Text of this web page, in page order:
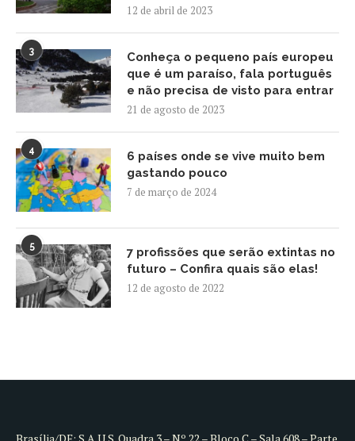
12 de abril de 2023
3
Conheça o pequeno país europeu
que é um paraíso, fala português
e não precisa de visto para entrar
21 de agosto de 2023
4
6 países onde se vive muito bem
gastando pouco
7 de março de 2024
5
7 profissões que serão extintas no
futuro – Confira quais são elas!
12 de agosto de 2022